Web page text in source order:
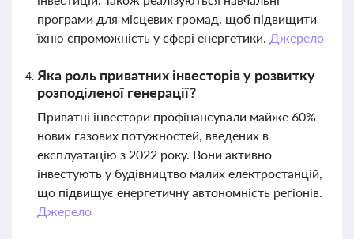
програми для місцевих громад, щоб підвищити
їхню спроможність у сфері енергетики. Джерело
Яка роль приватних інвесторів у розвитку
розподіленої генерації?
Приватні інвестори профінансували майже 60%
нових газових потужностей, введених в
експлуатацію з 2022 року. Вони активно
інвестують у будівництво малих електростанцій,
що підвищує енергетичну автономність регіонів.
Джерело